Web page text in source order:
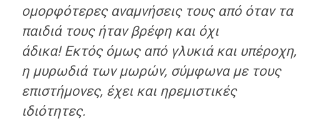
ομορφότερες αναμνήσεις τους από όταν τα
παιδιά τους ήταν βρέφη και όχι
άδικα!Εκτός όμως από γλυκιά και υπέροχη,
η μυρωδιά των μωρών, σύμφωνα με τους
επιστήμονες, έχει και ηρεμιστικές
ιδιότητες.